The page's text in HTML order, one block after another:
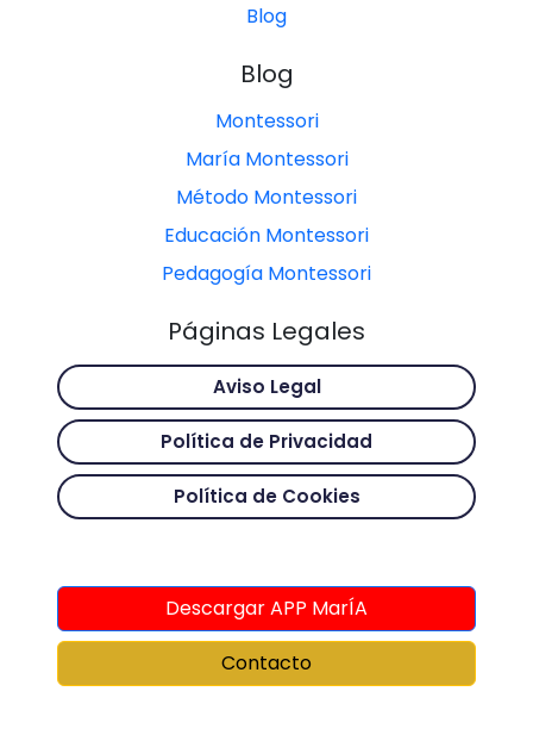
Blog
Blog
Montessori
María Montessori
Método Montessori
Educación Montessori
Pedagogía Montessori
Páginas Legales
Aviso Legal
Política de Privacidad
Política de Cookies
Descargar APP MarÍA
Contacto